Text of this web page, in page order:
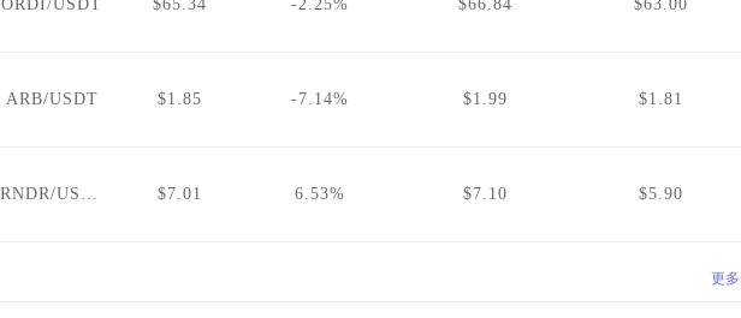
ORDI/USDT $65.34 -2.25% $66.84 $63.00
ARB/USDT $1.85 -7.14% $1.99 $1.81
RNDR/USDT $7.01 6.53% $7.10 $5.90
更